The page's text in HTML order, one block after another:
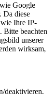
Google
Da diese
Ihre IP-
Bitte beachten
unserer
wirksam,
deaktivieren.